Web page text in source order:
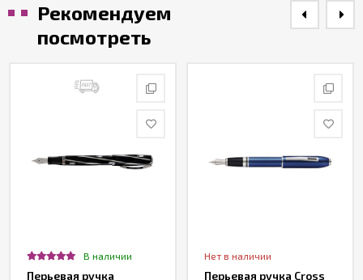
Рекомендуем
посмотреть
В наличии
Перьевая ручка
Нет в наличии
Перьевая ручка Cross